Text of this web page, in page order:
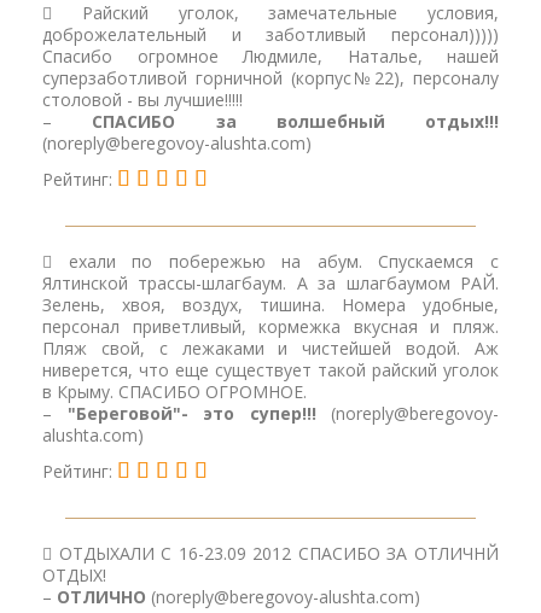
Райский уголок, замечательные условия,
доброжелательный и заботливый персонал)))))
Спасибо огромное Людмиле, Наталье, нашей
суперзаботливой горничной (корпус№22), персоналу
столовой - вы лучшие!!!!!
– СПАСИБО за волшебный отдых!!!
(noreply@beregovoy-alushta.com)
Рейтинг:
ехали по побережью на абум. Спускаемся с
Ялтинской трассы-шлагбаум. А за шлагбаумом РАЙ.
Зелень, хвоя, воздух, тишина. Номера удобные,
персонал приветливый, кормежка вкусная и пляж.
Пляж свой, с лежаками и чистейшей водой. Аж
ниверется, что еще существует такой райский уголок
в Крыму. СПАСИБО ОГРОМНОЕ.
– "Береговой"- это супер!!!
(noreply@beregovoy-
alushta.com)
Рейтинг:
ОТДЫХАЛИ С 16-23.09 2012 СПАСИБО ЗА ОТЛИЧНЙ
ОТДЫХ!
– ОТЛИЧНО (noreply@beregovoy-alushta.com)